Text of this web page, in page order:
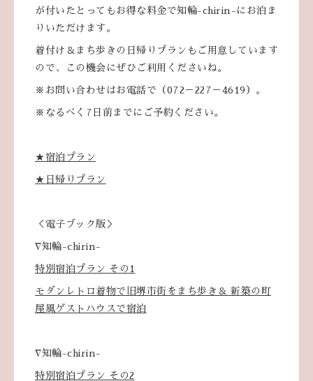
が付いたとってもお得な料金で知輪-chirin-にお泊ま
りいただけます。
着付け＆まち歩きの日帰りプランもご用意しています
ので、この機会にぜひご利用くださいね。
※お問い合わせはお電話で（072－227－4619）。
※なるべく7日前までにご予約ください。
★宿泊プラン
★日帰りプラン
＜電子ブック版＞
∇知輪-chirin-
特別宿泊プラン その1
モダンレトロ着物で旧堺市街をまち歩き＆ 新築の町
屋風ゲストハウスで宿泊
∇知輪-chirin-
特別宿泊プラン その2